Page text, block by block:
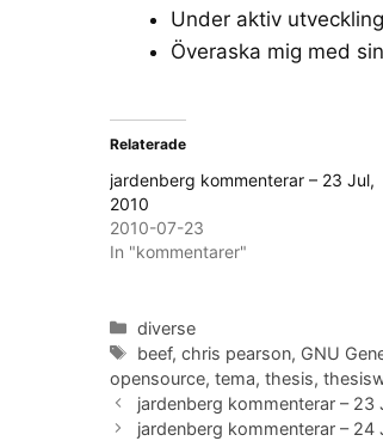
Under aktiv
Överaska mig med
Relaterade
jardenberg kommenterar – 23 Jul,
2010
2010-07-23
In "kommentarer"
Categories
diverse
Tags
beef,chris pearson, GNU
opensource, tema, thesis,
jardenberg kommenterar – 23
jardenberg kommenterar – 24